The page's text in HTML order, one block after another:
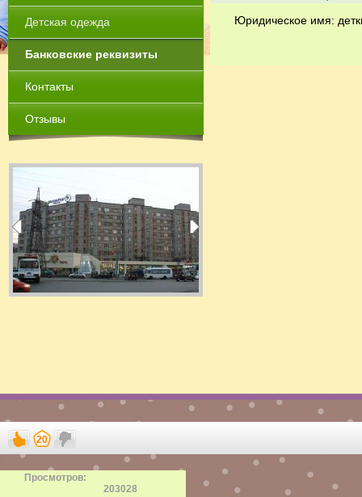
Детская одежда
Банковские реквизиты
Контакты
Отзывы
Юридическое имя:
20
Просмотров:
203028